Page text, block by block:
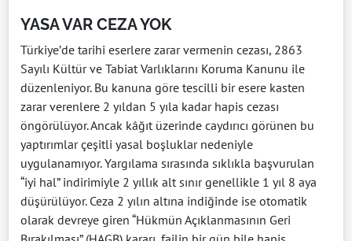
YASA VAR CEZA YOK
Türkiye’de tarihi eserlere zarar vermenin cezası, 2863
Sayılı Kültür ve Tabiat Varlıklarını Koruma Kanunu ile
düzenleniyor. Bu kanuna göre tescilli bir esere kasten
zarar verenlere 2 yıldan 5 yıla kadar hapis cezası
öngörülüyor. Ancak kâğıt üzerinde caydırıcı görünen bu
yaptırımlar çeşitli yasal boşluklar nedeniyle
uygulanamıyor. Yargılama sırasında sıklıkla başvurulan
“iyi hal” indirimiyle 2 yıllık alt sınır genellikle 1 yıl 8 aya
düşürülüyor. Ceza 2 yılın altına indiğinde ise otomatik
olarak devreye giren “Hükmün Açıklanmasının Geri